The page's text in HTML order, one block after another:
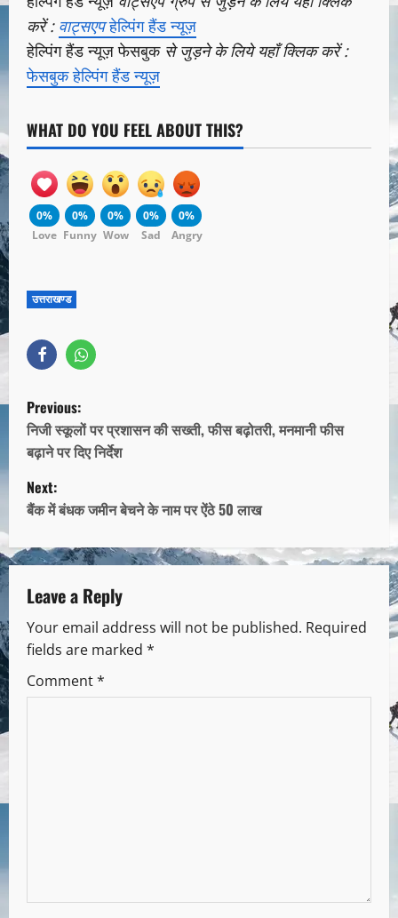
करें : वाट्सएपहेल्पिंग हैंड न्यूज़
हेल्पिंग हैंड न्यूज़ फेसबुक से जुड़ने के लिये यहाँ क्लिक करें :
फेसबुक हेल्पिंग हैंड न्यूज़
WHAT DO YOU FEEL ABOUT THIS?
0%
Love
0%
Funny
0%
Wow
0%
Sad
0%
Angry
उत्तराखण्ड
Previous:
निजी स्कूलों पर प्रशासन की सख्ती, फीस बढ़ोतरी, मनमानी फीस
बढ़ाने पर दिए निर्देश
Next:
बैंक में बंधक जमीन बेचने के नाम पर ऐंठे 50 लाख
Leave a Reply
Your email address will not be published. Required
fields are marked *
Comment*